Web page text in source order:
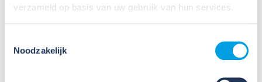
verzameld op basis van uw gebruik van hun services.
Noodzakelijk
meerdere werkverantwoordelijken die de
Scholing en aanwijzing